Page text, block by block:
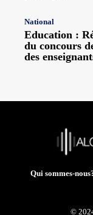
National
Education :
du concours
des
Qui sommes-
©